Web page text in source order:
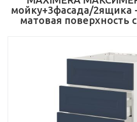
мойку+3фасада/2ящика
матовая поверхность